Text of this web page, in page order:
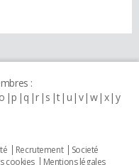
:
o p q r s t u v w x y
Recrutement
Societé
cookies Mentions légales